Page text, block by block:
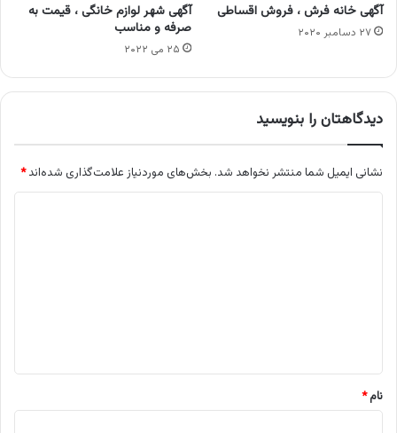
آگهی خانه فرش ، فروش اقساطی
۲۷ دسامبر ۲۰۲۰
آگهی شهر لوازم خانگی ، قیمت به
صرفه و مناسب
۲۵ می ۲۰۲۲
دیدگاهتان را بنویسید
نشانی ایمیل شما منتشر نخواهد شد. بخش‌های موردنیاز علامت‌گذاری شده‌اند*
نام*